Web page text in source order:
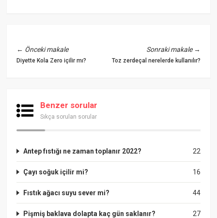
← Önceki makale
Diyette Kola Zero içilir mı?
Sonraki makale→
Toz zerdeçal nerelerde kullanılır?
Benzer sorular
Sıkça sorulan sorular
22
Antep fıstığı ne zaman toplanır 2022?
16
Çayı soğuk içilir mi?
44
Fıstık ağacı suyu sever mi?
27
Pişmiş baklava dolapta kaç gün saklanır?